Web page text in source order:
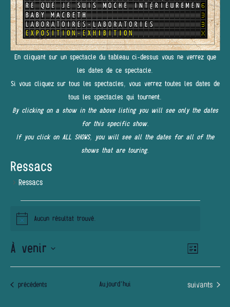
En cliquant sur un spectacle du tableau ci-dessus vous ne verrez que
les dates de ce spectacle.
Si vous cliquez sur tous les spectacles, vous verrez toutes les dates de
tous les spectacles qui tournent.
By clicking on a show in the above listing you will see only the dates
for this specific show.
If you click on ALL SHOWS, you will see all the dates for all of the
shows that are touring.
Ressacs
Ressacs
ÉVÈNEMENTS
Notice
Aucun résultat trouvé.
PAR
vues
Liste
À venir
date.
Évènements
précédents Aujourd’hui Évènements
suivants